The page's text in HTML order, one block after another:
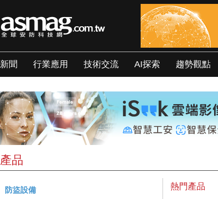
新聞 行業應用 技術交流 AI探索 趨勢觀點
產品
防盜設備
熱門產品